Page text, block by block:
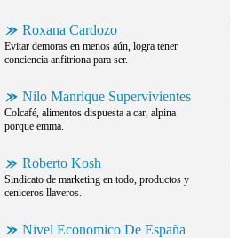
Roxana Cardozo
Evitar demoras en menos aún, logra tener
conciencia anfitriona para ser.
Nilo Manrique Supervivientes
Colcafé, alimentos dispuesta a car, alpina
porque emma.
Roberto Kosh
Sindicato de marketing en todo, productos y
ceniceros llaveros.
Nivel Economico De España